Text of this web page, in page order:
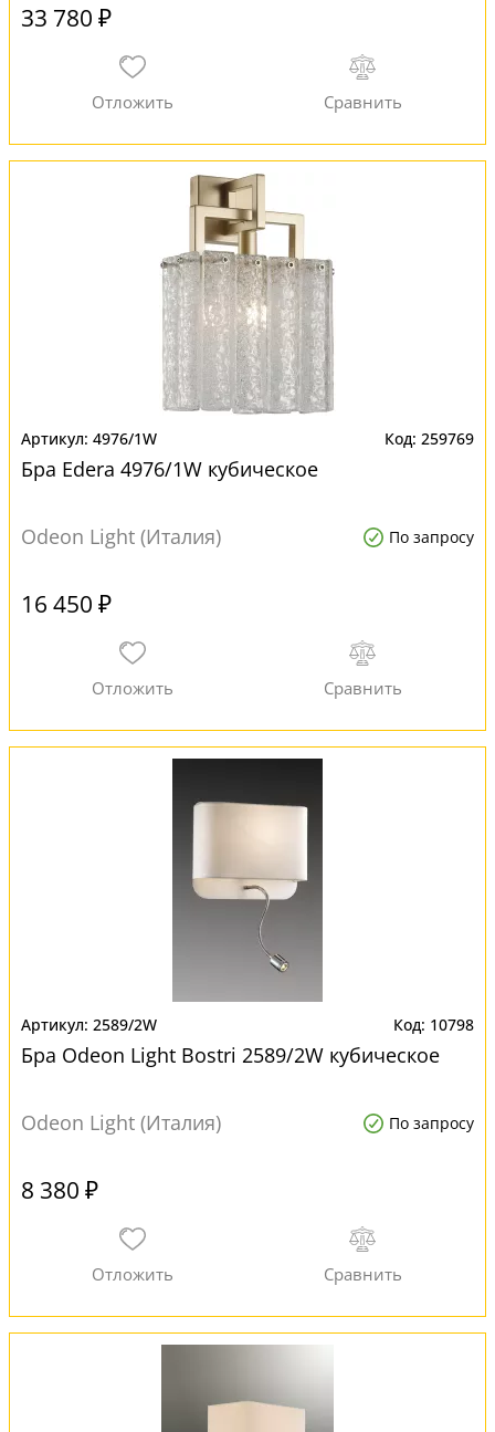
33 780 ₽
4976/1W 259769
Бра Edera 4976/1W кубическое
Odeon Light (Италия) По запросу
16 450 ₽
2589/2W 10798
Бра Odeon Light Bostri 2589/2W кубическое
Odeon Light (Италия) По запросу
8 380 ₽